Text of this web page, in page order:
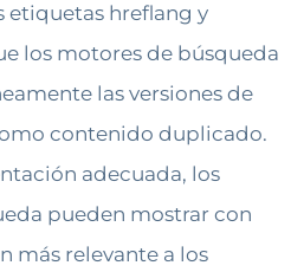
etiquetas hreflang y
los motores de búsqueda
las versiones de
contenido duplicado.
adecuada, los
pueden mostrar con
más relevante a los